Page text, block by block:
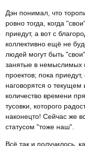
Дэн понимал, что
ровно тогда, когда
приедут, а вот с
коллективно ещё не
людей могут быть
занятые в немыслимых
проектов; пока
наговорятся о
количество времени
тусовки, которого
наконецто! Сейчас же
статусом "тоже наш".
Всё так и получилось,